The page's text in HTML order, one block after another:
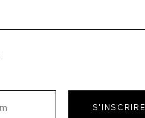
S'INSCRIRE